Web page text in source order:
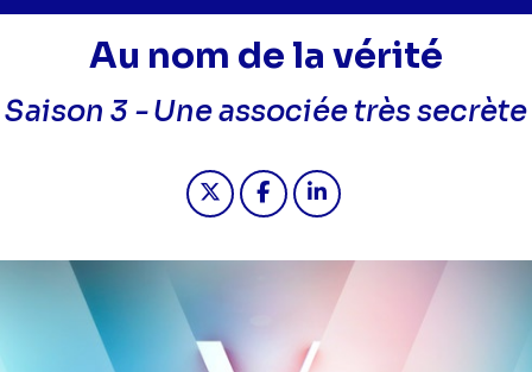
diffusion
diffusion
Au nom de la vérité
Saison 3 -Une associée très secrète
Partager "2026-04-21 10:15 - Au
Partager "2026-04-21 10:15